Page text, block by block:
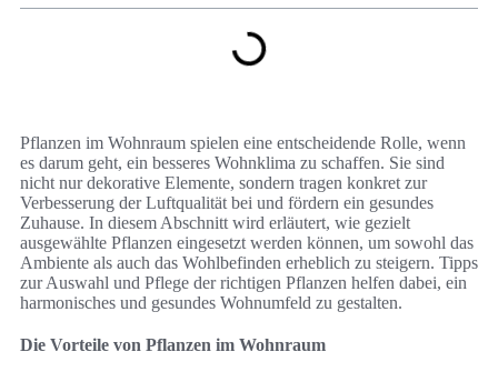
Pflanzen im Wohnraum spielen eine entscheidende Rolle, wenn
es darum geht, ein besseres Wohnklima zu schaffen. Sie sind
nicht nur dekorative Elemente, sondern tragen konkret zur
Verbesserung der Luftqualität bei und fördern ein gesundes
Zuhause. In diesem Abschnitt wird erläutert, wie gezielt
ausgewählte Pflanzen eingesetzt werden können, um sowohl das
Ambiente als auch das Wohlbefinden erheblich zu steigern. Tipps
zur Auswahl und Pflege der richtigen Pflanzen helfen dabei, ein
harmonisches und gesundes Wohnumfeld zu gestalten.
Die Vorteile von Pflanzen im Wohnraum